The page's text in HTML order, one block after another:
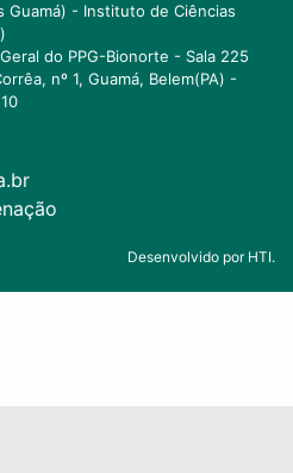
Guamá) - Instituto de Ciências
do PPG-Bionorte - Sala 225
nº 1, Guamá, Belem(PA) -
Desenvolvido por HTI.